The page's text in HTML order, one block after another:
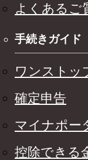
よくあるご
手続きガイド
ワンストッ
確定申告
マイナポー
控除できる